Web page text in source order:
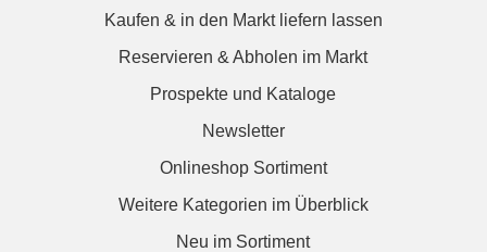
Kaufen & in den Markt liefern lassen
Reservieren & Abholen im Markt
Prospekte und Kataloge
Newsletter
Onlineshop Sortiment
Weitere Kategorien im Überblick
Neu im Sortiment